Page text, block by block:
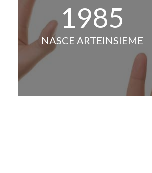
1985
NASCE ARTEINSIEME